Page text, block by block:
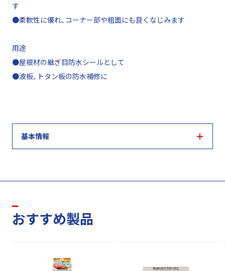
す
●柔軟性に優れ、コーナー部や粗面にも良くなじみます
用途
●屋根材の継ぎ目防水シールとして
●波板、トタン板の防水補修に
基本情報
おすすめ製品